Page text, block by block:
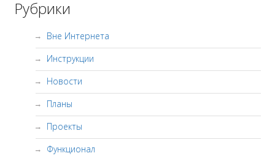
Рубрики
Вне Интернета
Инструкции
Новости
Планы
Проекты
Функционал